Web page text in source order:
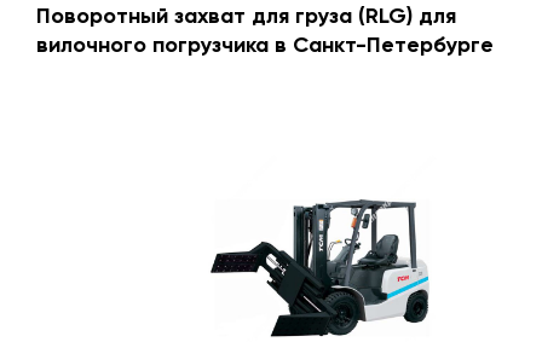
Поворотный захват для груза (RLG) для
вилочного погрузчика в Санкт-Петербурге